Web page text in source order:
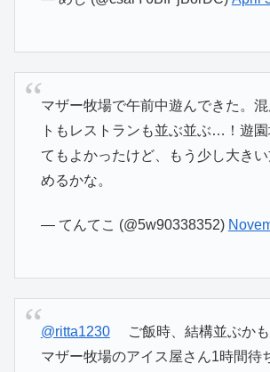
マザー牧場で午前中遊んできた。
トもレストランも並ぶ並ぶ…！遊
てもよかったけど、もう少し大き
めるかな。
— てんてこ (@5w90338352)
@ritta1230ご飯時、結構並ぶかも
マザー牧場のアイス屋さん1時間待